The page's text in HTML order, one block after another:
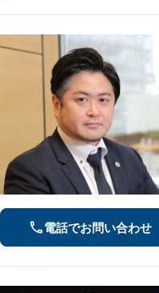
電話でお問い合わせ